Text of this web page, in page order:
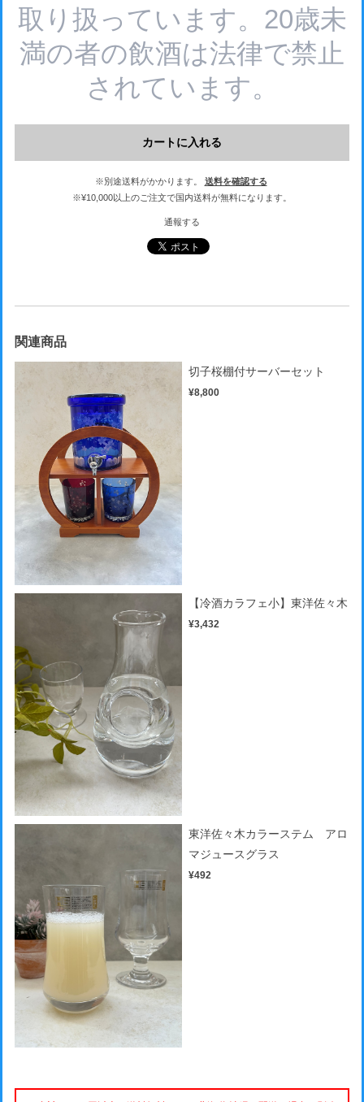
取り扱っています。20歳未
満の者の飲酒は法律で禁止
されています。
カートに入れる
※別途送料がかかります。
送料を確認する
※¥10,000以上のご注文で国内送料が無料になります。
通報する
関連商品
切子桜棚付サーバーセット
¥8,800
【冷酒カラフェ小】東洋佐々木
¥3,432
東洋佐々木カラーステム アロ
マジュースグラス
¥492